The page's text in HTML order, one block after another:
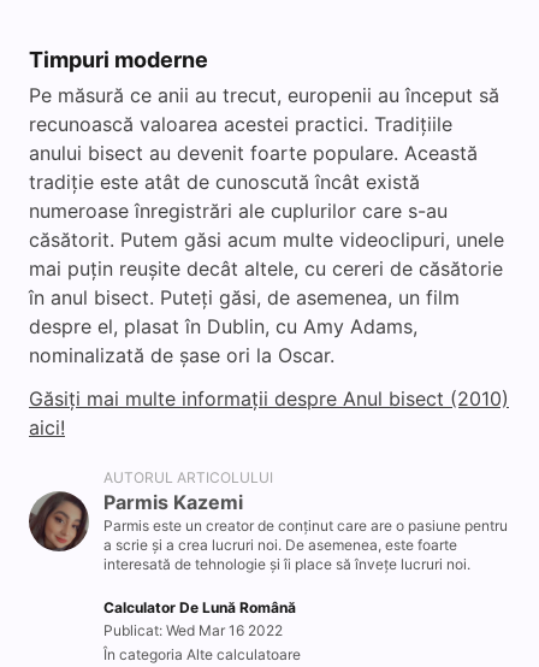
Timpuri moderne
Pe măsură ce anii au trecut, europenii au început să
recunoască valoarea acestei practici. Tradițiile
anului bisect au devenit foarte populare. Această
tradiție este atât de cunoscută încât există
numeroase înregistrări ale cuplurilor care s-au
căsătorit. Putem găsi acum multe videoclipuri, unele
mai puțin reușite decât altele, cu cereri de căsătorie
în anul bisect. Puteți găsi, de asemenea, un film
despre el, plasat în Dublin, cu Amy Adams,
nominalizată de șase ori la Oscar.
Găsiți mai multe informații despre Anul bisect (2010)
aici!
AUTORUL ARTICOLULUI
Parmis Kazemi
Parmis este un creator de conținut care are o pasiune pentru
a scrie și a crea lucruri noi. De asemenea, este foarte
interesată de tehnologie și îi place să învețe lucruri noi.
Calculator De Lună Română
Publicat: Wed Mar 16 2022
În categoria Alte calculatoare